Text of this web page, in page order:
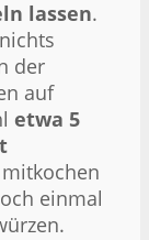
lassen.
der
auf
etwa 5
einmal